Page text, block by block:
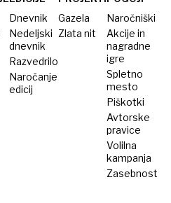
dni:
ni ne
kis
ne
limonin
Dnevnik
Nedeljski
dnevnik
Razvedrilo
Naročanje
edicij
Gazela
Zlata nit
Naročniški
Akcije in
nagradne
igre
Spletno
mesto
Piškotki
Avtorske
pravice
Volilna
kampanja
Zasebnost